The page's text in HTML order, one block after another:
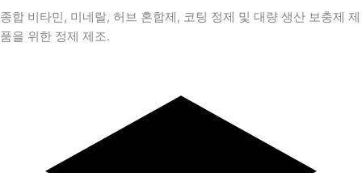
종합 비타민, 미네랄, 허브 혼합제, 코팅 정제 및 대량 생산 보충제 제
품을 위한 정제 제조.